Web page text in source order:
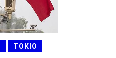
ТОКІО